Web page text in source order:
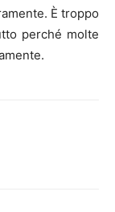
È troppo
perché molte